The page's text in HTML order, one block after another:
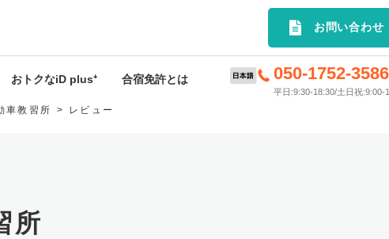
厳選の合宿免許プランを簡単検索｜
お問い合わせ
おトクなiD plus⁺
iD plus⁺特典
免許応援キャンペーン
合宿免許とは 050-1752-3586
平日:9:30-18:30/土日祝:9:00-
車教習所 レビュー
所